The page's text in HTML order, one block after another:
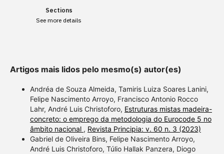
Sections
See more details
contrasts the cited claim, and
a label indicating in which
section the citation was
made.
Artigos mais lidos pelo mesmo(s) autor(es)
Andréa de Souza Almeida, Tamiris Luiza Soares Lanini,
Felipe Nascimento Arroyo, Francisco Antonio Rocco
Lahr, André Luis Christoforo, Estruturas mistas madeira-
concreto: o emprego da metodologia do Eurocode 5 no
âmbito nacional , Revista Principia: v. 60 n. 3 (2023)
Gabriel de Oliveira Bins, Felipe Nascimento Arroyo,
André Luis Christoforo, Túlio Hallak Panzera, Diogo